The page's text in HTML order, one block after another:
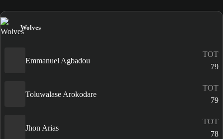
Wolves
Emmanuel Agbadou
TOT
79
Toluwalase Arokodare
TOT
79
Jhon Arias
TOT
78